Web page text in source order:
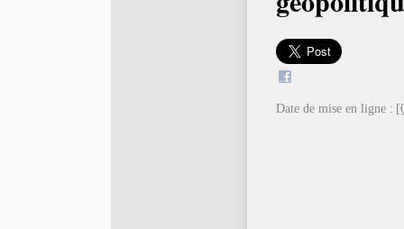
Date de mise en ligne :